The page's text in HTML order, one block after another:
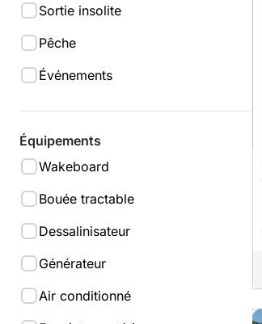
Sortie insolite
Pêche
Événements
Équipements
Wakeboard
Bouée tractable
Dessalinisateur
Générateur
Air conditionné